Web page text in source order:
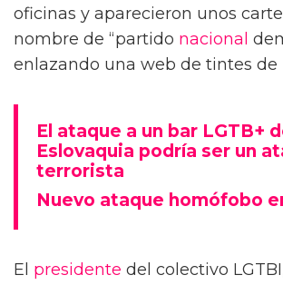
oficinas y aparecieron unos
nombre de “partido nacional
enlazando una web de tintes de
El ataque a un bar LGTB+
Eslovaquia podría ser un
terrorista
Nuevo ataque homófobo
El presidente del colectivo